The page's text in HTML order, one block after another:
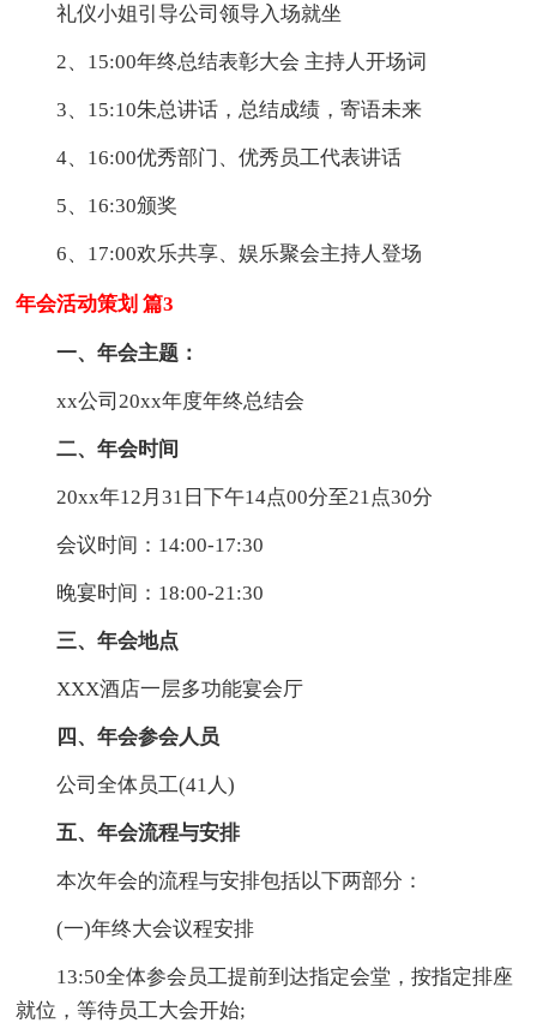
礼仪小姐引导公司领导入场就坐
2、15:00年终总结表彰大会 主持人开场词
3、15:10朱总讲话，总结成绩，寄语未来
4、16:00优秀部门、优秀员工代表讲话
5、16:30颁奖
6、17:00欢乐共享、娱乐聚会主持人登场
年会活动策划 篇3
一、年会主题：
xx公司20xx年度年终总结会
二、年会时间
20xx年12月31日下午14点00分至21点30分
会议时间：14:00-17:30
晚宴时间：18:00-21:30
三、年会地点
XXX酒店一层多功能宴会厅
四、年会参会人员
公司全体员工(41人)
五、年会流程与安排
本次年会的流程与安排包括以下两部分：
(一)年终大会议程安排
13:50全体参会员工提前到达指定会堂，按指定排座
就位，等待员工大会开始;